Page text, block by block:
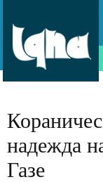
надежда
Газе